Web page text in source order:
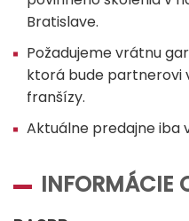
Bratislave.
Požadujeme vrátnu
ktorá bude partnerovi
franšízy.
Aktuálne predajne iba
INFORMÁCIE